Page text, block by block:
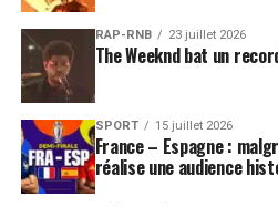
RAP-RNB 23 juillet 2026
The Weeknd bat un
SPORT 15 juillet 2026
France – Espagne :
réalise une audience